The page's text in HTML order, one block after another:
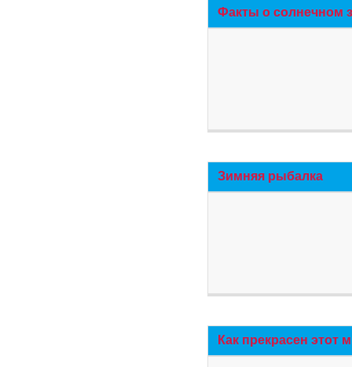
Факты о солнечном
Зимняя рыбалка
Как прекрасен этот